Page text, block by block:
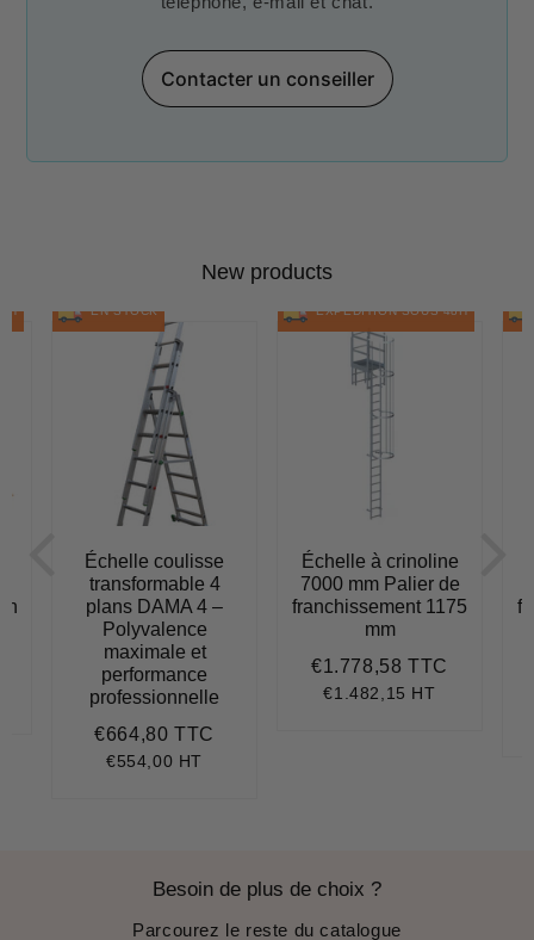
Contacter un conseiller
New products
EN STOCK
Échelle coulisse
transformable 4
plans DAMA 4 –
Polyvalence
maximale et
performance
professionnelle
Prix
régulier
€664,80 TTC
€554,00 HT
EXPÉDITION SOUS 48H
Échelle à crinoline
7000 mm Palier de
franchissement 1175
mm
Prix
régulier
€1.778,58 TTC
€1.482,15 HT
Besoin de plus de choix ?
Parcourez le reste du catalogue